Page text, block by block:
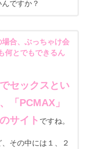
ですか？
合、ぶっちゃけ会
何とでもできるん
セックスとい
「PCMAX」
サイト ですね。
その中には１、２